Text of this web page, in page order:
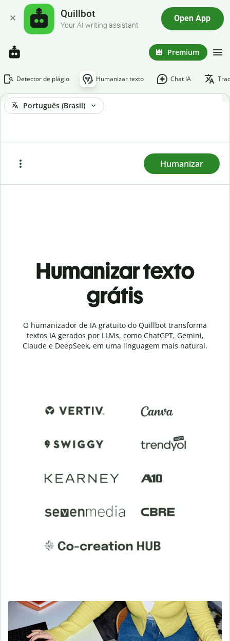
Quillbot
Your AI writing assistant
Open App
Premium
Detector de plágio Humanizar texto Chat IA
Português (Brasil)
Humanizar
Humanizar texto
grátis
O humanizador de IA gratuito do Quillbot transforma
textos IA gerados por LLMs, como ChatGPT, Gemini,
Claude e DeepSeek, em uma linguagem mais natural.